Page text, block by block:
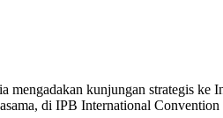
mengadakan kunjungan strategis
di IPB International